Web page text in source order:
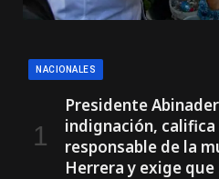
NACIONALES
Presidente
indignación, califica
responsable de la
Herrera y exige